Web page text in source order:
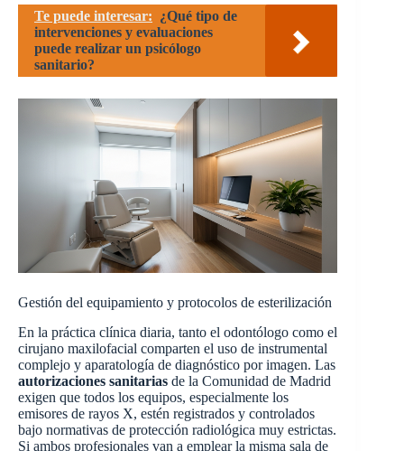
Te puede interesar: ¿Qué tipo de
intervenciones y evaluaciones
puede realizar un psicólogo
sanitario?
Gestión del equipamiento y protocolos de esterilización
En la práctica clínica diaria, tanto el odontólogo como el
cirujano maxilofacial comparten el uso de instrumental
complejo y aparatología de diagnóstico por imagen. Las
autorizaciones sanitarias de la Comunidad de Madrid
exigen que todos los equipos, especialmente los
emisores de rayos X, estén registrados y controlados
bajo normativas de protección radiológica muy estrictas.
Si ambos profesionales van a emplear la misma sala de